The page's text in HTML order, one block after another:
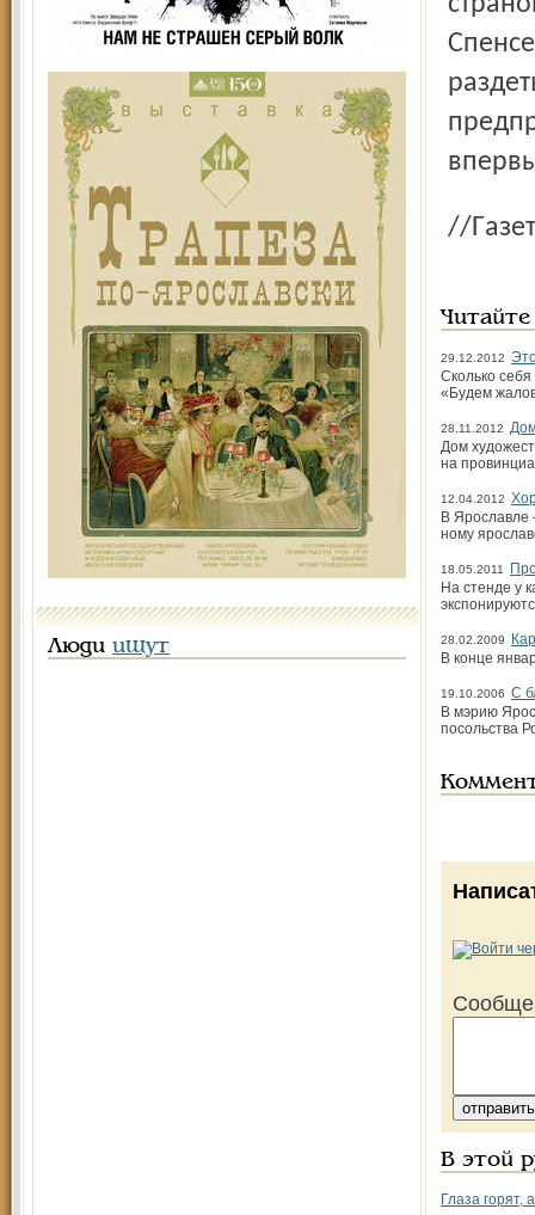
Люди ищут
//
29.12.2012
Сколько
«Будем
28.11.2012
Дом
на
12.04.2012
В Ярославле
ному
18.05.2011
На стенде у
28.02.2009
В конце
19.10.2006 С
В мэрию
посольства
В этой
Глаза горят,